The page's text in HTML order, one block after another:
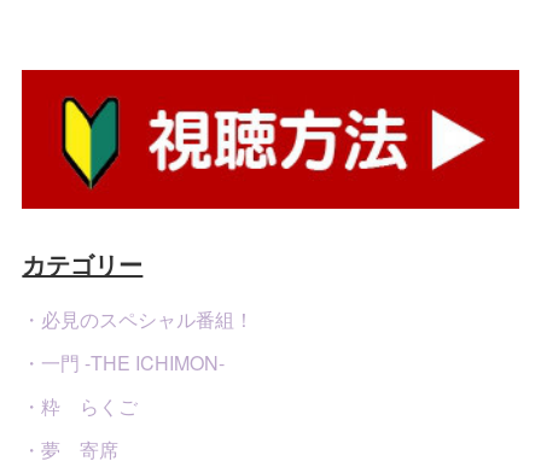
カテゴリー
・必見のスペシャル番組！
・一門 -THE ICHIMON-
・粋 らくご
・夢 寄席